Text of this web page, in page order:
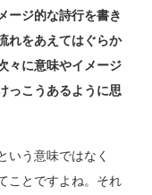
ージ的な詩行を書き
れをあえてはぐらか
々に意味やイメージ
っこうあるように思
う意味ではなく
ことですよね。それ